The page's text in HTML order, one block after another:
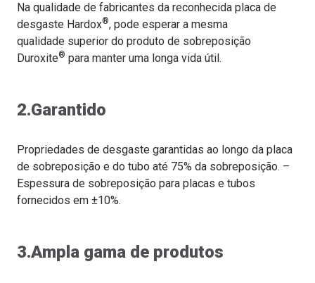
Na qualidade de fabricantes da reconhecida placa de
desgaste Hardox®, pode esperar a mesma
qualidade superior do produto de sobreposição
Duroxite® para manter uma longa vida útil.
2.Garantido
Propriedades de desgaste garantidas ao longo da placa
de sobreposição e do tubo até 75% da sobreposição. –
Espessura de sobreposição para placas e tubos
fornecidos em ±10%.
3.Ampla gama de produtos